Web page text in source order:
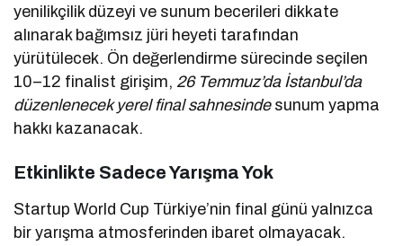
yenilikçilik düzeyi ve sunum becerileri dikkate
alınarak bağımsız jüri heyeti tarafından
yürütülecek. Ön değerlendirme sürecinde seçilen
10–12 finalist girişim, 26 Temmuz’da İstanbul’da
düzenlenecek yerel final sahnesinde sunum yapma
hakkı kazanacak.
Etkinlikte Sadece Yarışma Yok
Startup World Cup Türkiye’nin final günü yalnızca
bir yarışma atmosferinden ibaret olmayacak.